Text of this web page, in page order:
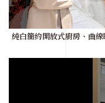
純白簡約開放式廚房、曲